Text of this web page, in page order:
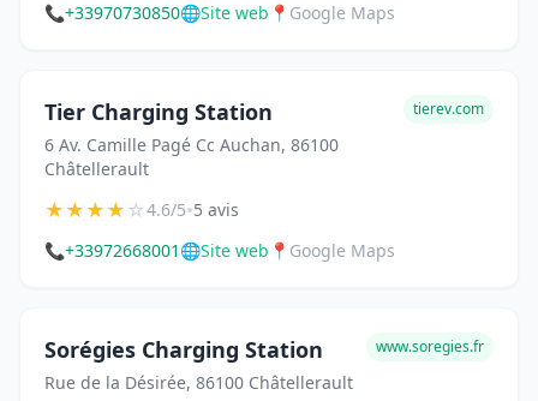
📞+33970730850🌐Site web 📍 Google Maps
Tier Charging Station
6 Av. Camille Pagé Cc Auchan, 86100
Châtellerault
tierev.com
★★★★☆4.6/5•5 avis
📞+33972668001 🌐Site web 📍 Google Maps
Sorégies Charging Station
Rue de la Désirée, 86100 Châtellerault
www.soregies.fr